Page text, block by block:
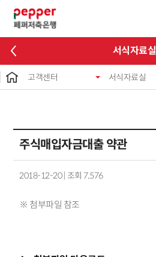
서식자료실
고객센터 서식자료실
주식매입자금대출 약관
2018-12-20 | 조회 7,576
※ 첨부파일 참조